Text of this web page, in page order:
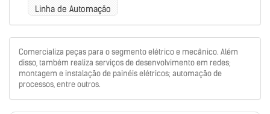
Linha de Automação
Comercializa peças para o segmento elétrico e mecânico. Além
disso, também realiza serviços de desenvolvimento em redes;
montagem e instalação de painéis elétricos; automação de
processos, entre outros.